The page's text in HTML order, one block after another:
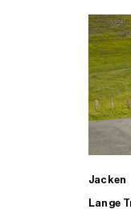
Jacken
Lange